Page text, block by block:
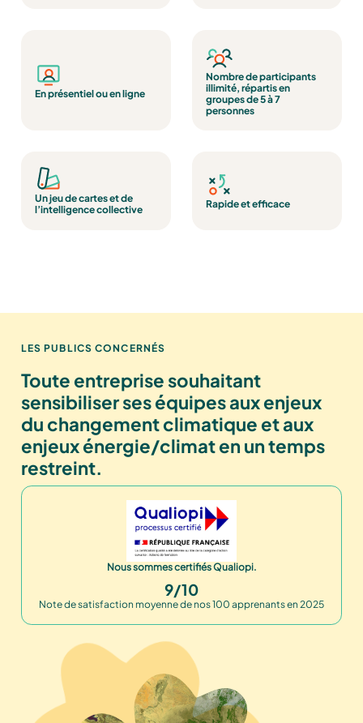
En présentiel ou en ligne
Nombre de participants
illimité, répartis en
groupes de 5 à 7
personnes
Un jeu de cartes et de
l’intelligence collective
Rapide et efficace
LES PUBLICS CONCERNÉS
Toute entreprise souhaitant
sensibiliser ses équipes aux enjeux
du changement climatique et aux
enjeux énergie/climat en un temps
restreint.
Nous sommes certifiés Qualiopi.
9/10
Note de satisfaction moyenne de nos 100 apprenants en 2025